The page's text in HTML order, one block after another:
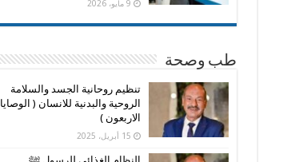
9 مايو، 2026
طب وصحة
تنظيم روحانية الجسد والسلامة
الروحية والبدنية للانسان ( الوصايا
الاربعون )
15 أبريل، 2025